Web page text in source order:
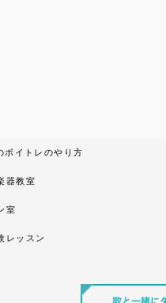
ボイトレのやり方
器教室
室
レッスン